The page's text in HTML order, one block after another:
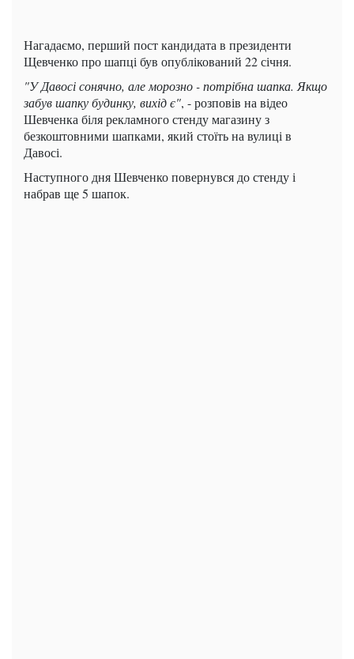
Нагадаємо, перший пост кандидата в президенти
Щевченко про шапці був опублікований 22 січня.
"У Давосі сонячно, але морозно - потрібна шапка. Якщо
забув шапку будинку, вихід є", - розповів на відео
Шевченка біля рекламного стенду магазину з
безкоштовними шапками, який стоїть на вулиці в
Давосі.
Наступного дня Шевченко повернувся до стенду і
набрав ще 5 шапок.